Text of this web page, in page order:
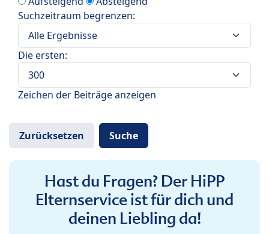
Suchzeitraum begrenzen:
Die ersten:
Zeichen der Beiträge anzeigen
Hast du Fragen? Der HiPP
Elternservice ist für dich und
deinen Liebling da!